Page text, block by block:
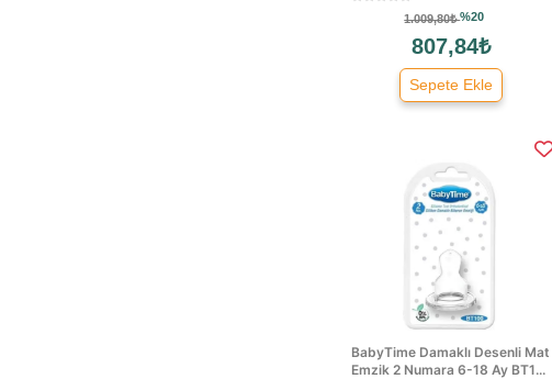
1.009,80₺%20
807,84₺
Sepete Ekle
BabyTime Damaklı Desenli Mat
Emzik 2 Numara 6-18 Ay BT1...